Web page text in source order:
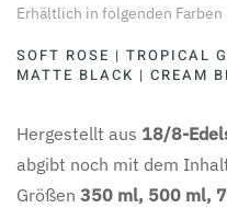
Erhältlich in folgenden Farben
SOFT ROSE | TROPICAL
MATTE BLACK | CREAM
Hergestellt aus 18/8-
abgibt noch mit dem
Größen 350 ml, 500 ml,